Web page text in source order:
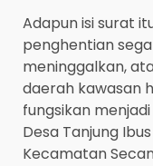
Adapun isi surat
penghentian
meninggalkan,
daerah kawasan
fungsikan
Desa Tanjung
Kecamatan